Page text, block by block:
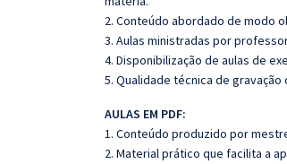
2. Conteúdo abordado de modo
3. Aulas ministradas por
4. Disponibilização de aulas de
5. Qualidade técnica de
AULAS EM PDF:
1. Conteúdo produzido por
2. Material prático que facilita a